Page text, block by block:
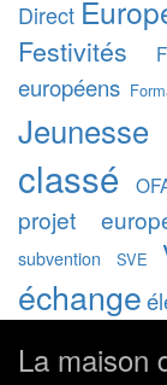
Direct
Festivités
européens
Jeunesse
classé
projet
subvention SVE
échange
La maison